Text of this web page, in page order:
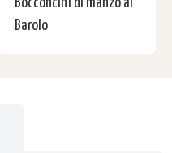
Barolo